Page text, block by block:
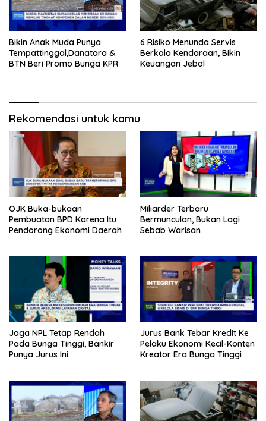
Bikin Anak Muda Punya
Tempattinggal,Danatara &
BTN Beri Promo Bunga KPR
6 Risiko Menunda Servis
Berkala Kendaraan, Bikin
Keuangan Jebol
Rekomendasi untuk kamu
OJK Buka-bukaan
Pembuatan BPD Karena Itu
Pendorong Ekonomi Daerah
Miliarder Terbaru
Bermunculan, Bukan Lagi
Sebab Warisan
Jaga NPL Tetap Rendah
Pada Bunga Tinggi, Bankir
Punya Jurus Ini
Jurus Bank Tebar Kredit Ke
Pelaku Ekonomi Kecil-Konten
Kreator Era Bunga Tinggi